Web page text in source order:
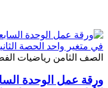
الصف الثامن رياضيات